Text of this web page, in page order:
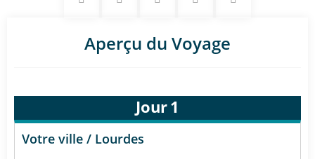
Aperçu du Voyage
Jour1
Votre ville / Lourdes